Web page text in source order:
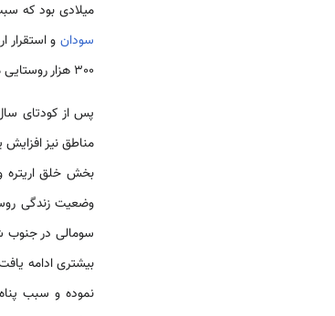
میلادی بود که
سودان و
300 هزار روستایی مناطق «
مناطق نیز
وضعیت زندگی
سومالی در جنوب
بیشتری ادامه
نموده و سبب